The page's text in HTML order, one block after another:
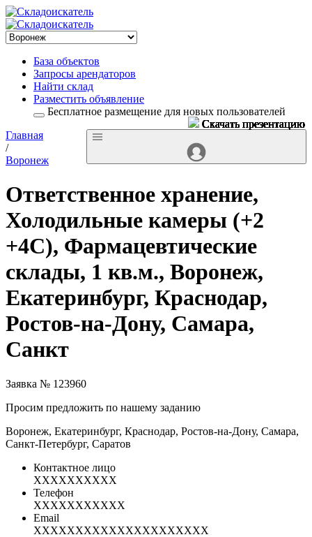
База объектов
Запросы арендаторов
Найти склад
Разместить объявление
Бесплатное размещение для новых пользователей
Главная
/
Воронеж
Ответственное хранение,
Холодильные камеры (+2
+4С), Фармацевтические
склады, 1 кв.м., Воронеж,
Екатеринбург, Краснодар,
Ростов-на-Дону, Самара,
Санкт
Заявка № 123960
Просим предложить по нашему заданию
Воронеж, Екатеринбург, Краснодар, Ростов-на-Дону, Самара,
Санкт-Петербург, Саратов
Контактное лицо
XXXXXXXXXX
Телефон
XXXXXXXXXXX
Email
XXXXXXXXXXXXXXXXXXXXX
Скачать презентацию
Скачать презентацию
Скачать презентацию
Скачать презентацию
Скачать презентацию
Скачать презентацию
Скачать презентацию
Скачать презентацию
Скачать презентацию
Скачать презентацию
Скачать презентацию
Скачать презентацию
Скачать презентацию
Скачать презентацию
Скачать презентацию
Скачать презентацию
Скачать презентацию
Скачать презентацию
Скачать презентацию
Скачать презентацию
Скачать презентацию
Скачать презентацию